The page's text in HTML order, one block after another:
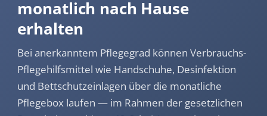
monatlich nach Hause
erhalten
Bei anerkanntem Pflegegrad können Verbrauchs-
Pflegehilfsmittel wie Handschuhe, Desinfektion
und Bettschutzeinlagen über die monatliche
Pflegebox laufen — im Rahmen der gesetzlichen